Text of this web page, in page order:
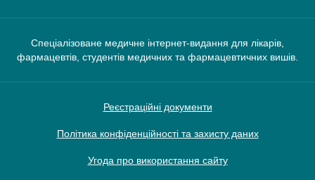
Спеціалізоване медичне інтернет-видання для лікарів,
фармацевтів, студентів медичних та фармацевтичних вишів.
Реєстраційні документи
Політика конфіденційності та захисту даних
Угода про використання сайту